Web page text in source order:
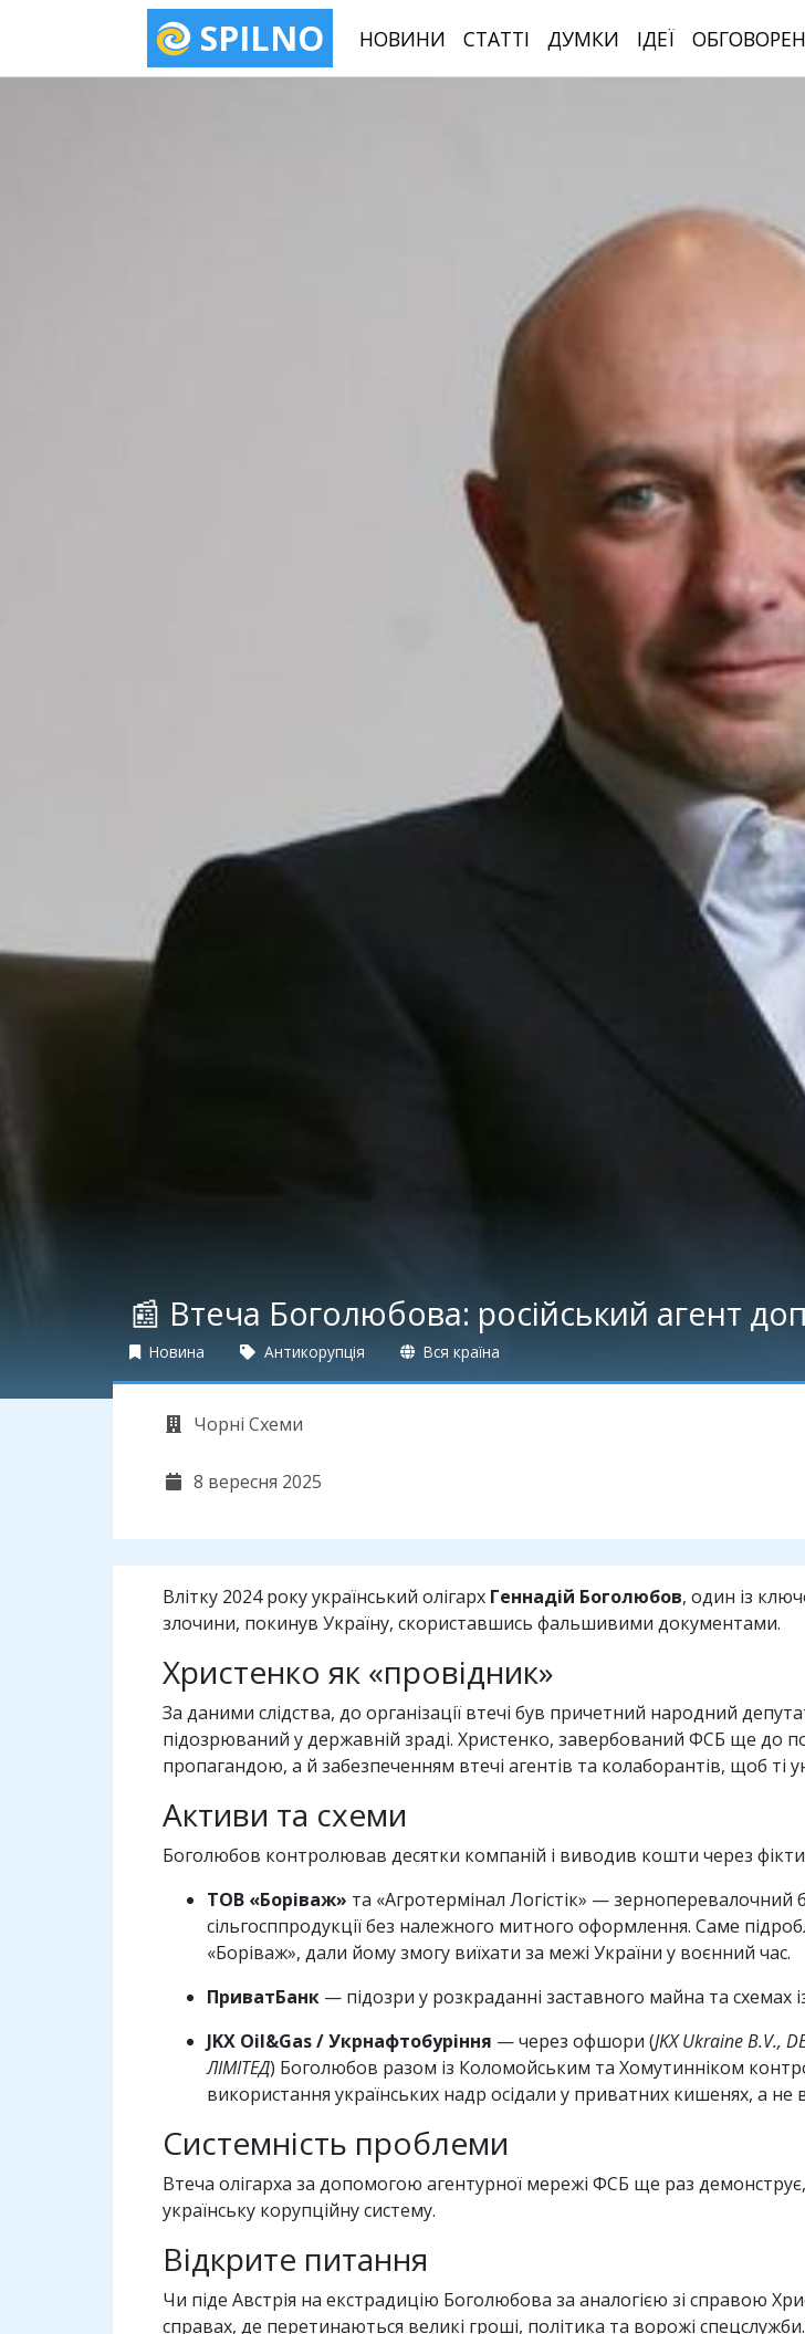
SPILNO НОВИНИ СТАТТІ ДУМКИ ІДЕЇ
📰 Втеча Боголюбова: російський агент
Новина Антикорупція Вся країна
Чорні Схеми
8 вересня 2025
Влітку 2024 року український олігарх Геннадій Боголюбов, один із
злочини, покинув Україну, скориставшись фальшивими документами.
Христенко як «провідник»
За даними слідства, до організації втечі був причетний народний
підозрюваний у державній зраді. Христенко, завербований ФСБ ще до
пропагандою, а й забезпеченням втечі агентів та колаборантів, щоб ті
Активи та схеми
Боголюбов контролював десятки компаній і виводив кошти через
ТОВ «Боріваж» та «Агротермінал Логістік» — зерноперевалочний
сільгосппродукції без належного митного оформлення. Саме
«Боріваж», дали йому змогу виїхати за межі України у воєнний час.
ПриватБанк — підозри у розкраданні заставного майна та схемах
JKX Oil&Gas / Укрнафтобуріння — через офшори (JKX Ukraine B.V.,
ЛІМІТЕД) Боголюбов разом із Коломойським та Хомутинніком
використання українських надр осідали у приватних кишенях, а не
Системність проблеми
Втеча олігарха за допомогою агентурної мережі ФСБ ще раз
українську корупційну систему.
Відкрите питання
Чи піде Австрія на екстрадицію Боголюбова за аналогією зі справою
справах, де перетинаються великі гроші, політика та ворожі спецслужби.